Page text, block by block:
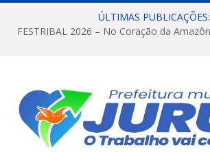
ÚLTIMAS PUBLICAÇÕES: